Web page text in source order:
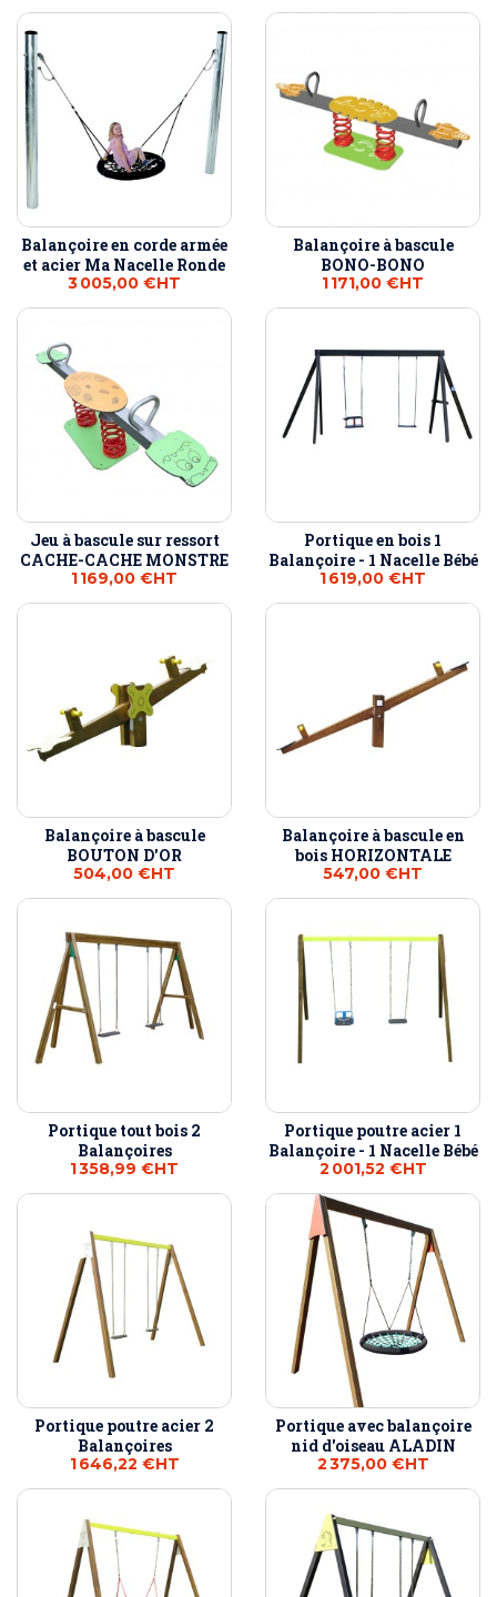
Balançoire en corde armée
et acier Ma Nacelle Ronde
3 005,00 €HT
Balançoire à bascule
BONO-BONO
1 171,00 €HT
Jeu à bascule sur ressort
CACHE-CACHE MONSTRE
1 169,00 €HT
Portique en bois 1
Balançoire - 1 Nacelle Bébé
1 619,00 €HT
Balançoire à bascule
BOUTON D'OR
504,00 €HT
Balançoire à bascule en
bois HORIZONTALE
547,00 €HT
Portique tout bois 2
Balançoires
1 358,99 €HT
Portique poutre acier 1
Balançoire - 1 Nacelle Bébé
2 001,52 €HT
Portique poutre acier 2
Balançoires
1 646,22 €HT
Portique avec balançoire
nid d'oiseau ALADIN
2 375,00 €HT